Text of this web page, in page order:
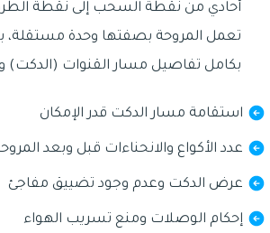
أحادي من نقطة السحب إلى نقطة
تعمل المروحة بصفتها وحدة مستقلة،
بكامل تفاصيل مسار القنوات (الدكت)
استقامة مسار الدكت قدر الإمكان
عدد الأكواع والانحناءات قبل وبعد
عرض الدكت وعدم وجود تضييق مفاجئ
إحكام الوصلات ومنع تسريب الهواء